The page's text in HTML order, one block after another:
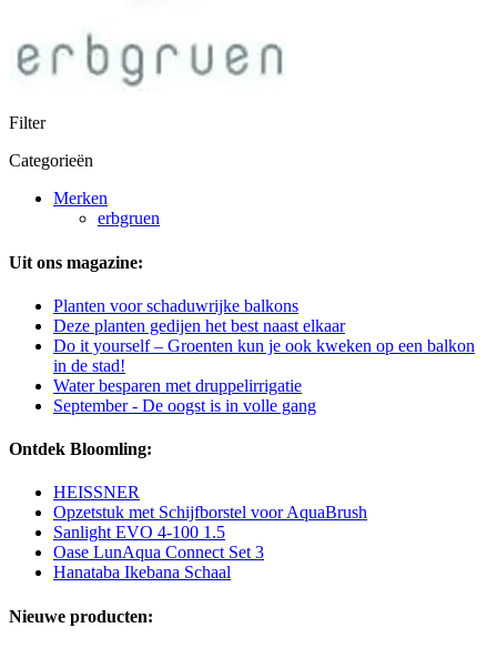
Filter
Categorieën
Merken
erbgruen
Uit ons magazine:
Planten voor schaduwrijke balkons
Deze planten gedijen het best naast elkaar
Do it yourself – Groenten kun je ook kweken op een balkon
in de stad!
Water besparen met druppelirrigatie
September - De oogst is in volle gang
Ontdek Bloomling:
HEISSNER
Opzetstuk met Schijfborstel voor AquaBrush
Sanlight EVO 4-100 1.5
Oase LunAqua Connect Set 3​
Hanataba Ikebana Schaal
Nieuwe producten: